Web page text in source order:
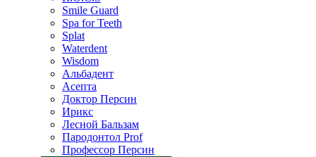
Smile Guard
Spa for Teeth
Splat
Waterdent
Wisdom
Альбадент
Асепта
Доктор Персин
Ирикс
Лесной Бальзам
Пародонтол Prof
Профессор Персин